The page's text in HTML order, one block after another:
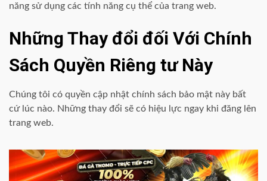
năng sử dụng các tính năng cụ thể của trang web.
Những Thay đổi đối Với Chính
Sách Quyền Riêng tư Này
Chúng tôi có quyền cập nhật chính sách bảo mật này bất
cứ lúc nào. Những thay đổi sẽ có hiệu lực ngay khi đăng lên
trang web.